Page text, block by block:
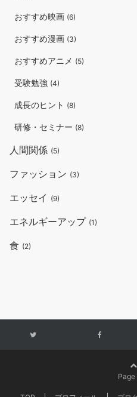
おすすめ映画 (6)
おすすめ漫画 (3)
おすすめアニメ (5)
受験勉強 (4)
成長のヒント (8)
研修・セミナー (8)
人間関係 (5)
ファッション (3)
エッセイ (9)
エネルギーアップ (1)
食 (2)
Page